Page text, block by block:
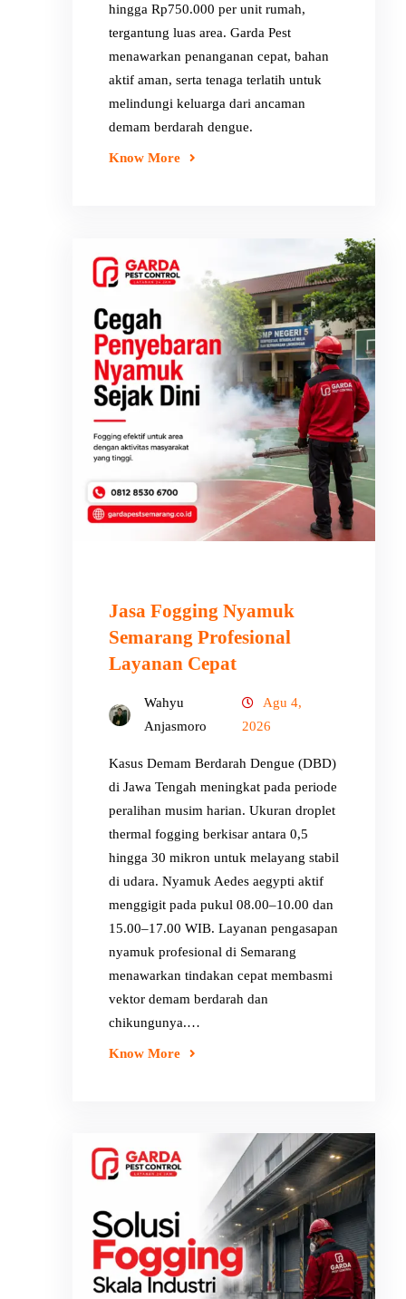
hingga Rp750.000 per unit rumah,
tergantung luas area. Garda Pest
menawarkan penanganan cepat, bahan
aktif aman, serta tenaga terlatih untuk
melindungi keluarga dari ancaman
demam berdarah dengue.
Know More
Jasa Fogging Nyamuk
Semarang Profesional
Layanan Cepat
Wahyu
Anjasmoro
Agu 4,
2026
Kasus Demam Berdarah Dengue (DBD)
di Jawa Tengah meningkat pada periode
peralihan musim harian. Ukuran droplet
thermal fogging berkisar antara 0,5
hingga 30 mikron untuk melayang stabil
di udara. Nyamuk Aedes aegypti aktif
menggigit pada pukul 08.00–10.00 dan
15.00–17.00 WIB. Layanan pengasapan
nyamuk profesional di Semarang
menawarkan tindakan cepat membasmi
vektor demam berdarah dan
chikungunya.…
Know More